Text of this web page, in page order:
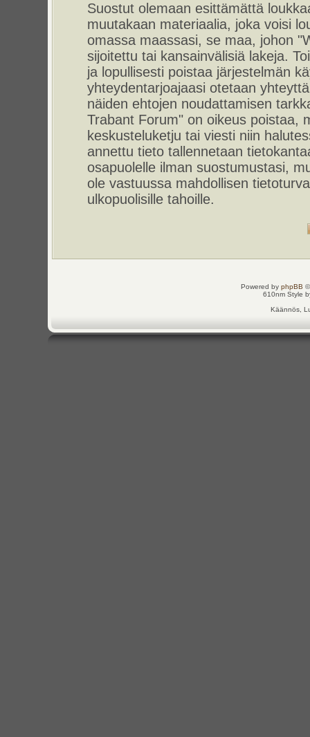
Suostut olemaan esittämättä
muutakaan materiaalia, joka voisi
omassa maassasi, se maa, johon
sijoitettu tai kansainvälisiä lakeja.
ja lopullisesti poistaa järjestelmän
yhteydentarjoajaasi otetaan
näiden ehtojen noudattamisen
Trabant Forum" on oikeus poistaa,
keskusteluketju tai viesti niin
annettu tieto tallennetaan
osapuolelle ilman suostumustasi,
ole vastuussa mahdollisen
ulkopuolisille tahoille.
Powered by phpBB
610nm Style
Käännös,